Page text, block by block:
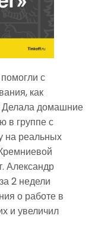
с
как
Делала домашние
в группе с
на реальных
Александр
2 недели
о работе в
и увеличил